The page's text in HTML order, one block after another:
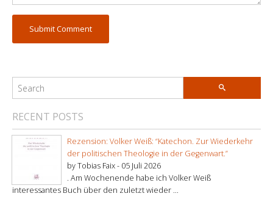
RECENT POSTS
Rezension: Volker Weiß: “Katechon. Zur Wiederkehr
der politischen Theologie in der Gegenwart.”
by Tobias Faix - 05 Juli 2026
. Am Wochenende habe ich Volker Weiß
interessantes Buch über den zuletzt wieder ...